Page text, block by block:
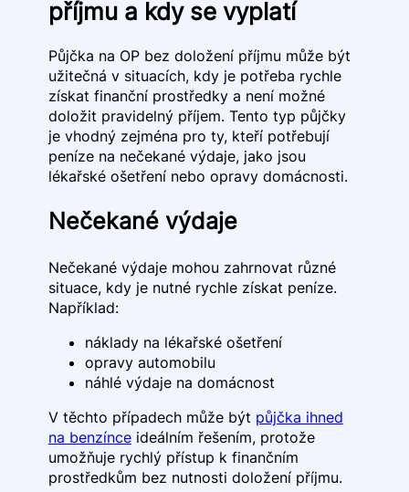
příjmu a kdy se vyplatí
Půjčka na OP bez doložení příjmu může být
užitečná v situacích, kdy je potřeba rychle
získat finanční prostředky a není možné
doložit pravidelný příjem. Tento typ půjčky
je vhodný zejména pro ty, kteří potřebují
peníze na nečekané výdaje, jako jsou
lékařské ošetření nebo opravy domácnosti.
Nečekané výdaje
Nečekané výdaje mohou zahrnovat různé
situace, kdy je nutné rychle získat peníze.
Například:
náklady na lékařské ošetření
opravy automobilu
náhlé výdaje na domácnost
V těchto případech může být půjčka ihned
na benzínceideálním řešením, protože
umožňuje rychlý přístup k finančním
prostředkům bez nutnosti doložení příjmu.